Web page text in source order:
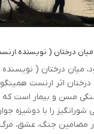
درختان ( نویسنده
میان درختان (
اثر ارنست
جنگی مسن و بیمار است
را با دوشیزه
مضامین جنگ، عشق،